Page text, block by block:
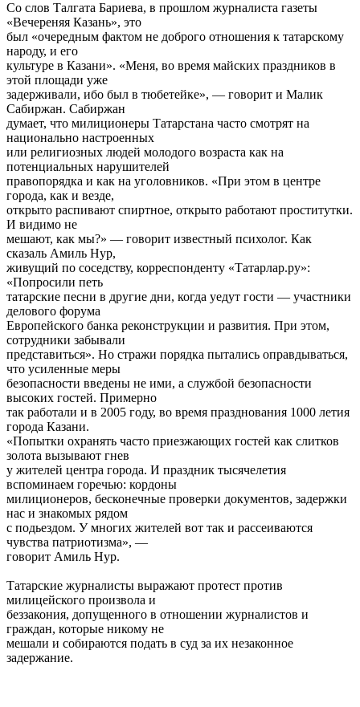
Cо слов Талгата Бариева, в прошлом журналиста газеты
«Вечереняя Казань», это
был «очередным фактом не доброго отношения к татарскому
народу, и его
культуре в Казани». «Меня, во время майских праздников в
этой площади уже
задерживали, ибо был в тюбетейке», — говорит и Малик
Сабиржан. Сабиржан
думает, что милиционеры Татарстана часто смотрят на
национально настроенных
или религиозных людей молодого возраста как на
потенциальных нарушителей
правопорядка и как на уголовников. «При этом в центре
города, как и везде,
открыто распивают спиртное, открыто работают проститутки.
И видимо не
мешают, как мы?» — говорит известный психолог. Как
сказаль Амиль Нур,
живущий по соседству, корреспонденту «Татарлар.ру»:
«Попросили петь
татарские песни в другие дни, когда уедут гости — участники
делового форума
Европейского банка реконструкции и развития. При этом,
сотрудники забывали
представиться». Но стражи порядка пытались оправдываться,
что усиленные меры
безопасности введены не ими, а службой безопасности
высоких гостей. Примерно
так работали и в 2005 году, во время празднования 1000 летия
города Казани.
«Попытки охранять часто приезжающих гостей как слитков
золота вызывают гнев
у жителей центра города. И праздник тысячелетия
вспоминаем горечью: кордоны
милиционеров, бесконечные проверки документов, задержки
нас и знакомых рядом
с подьездом. У многих жителей вот так и рассеиваются
чувства патриотизма», —
говорит Амиль Нур.
Татарские журналисты выражают протест против
милицейского произвола и
беззакония, допущенного в отношении журналистов и
граждан, которые никому не
мешали и собираются подать в суд за их незаконное
задержание.